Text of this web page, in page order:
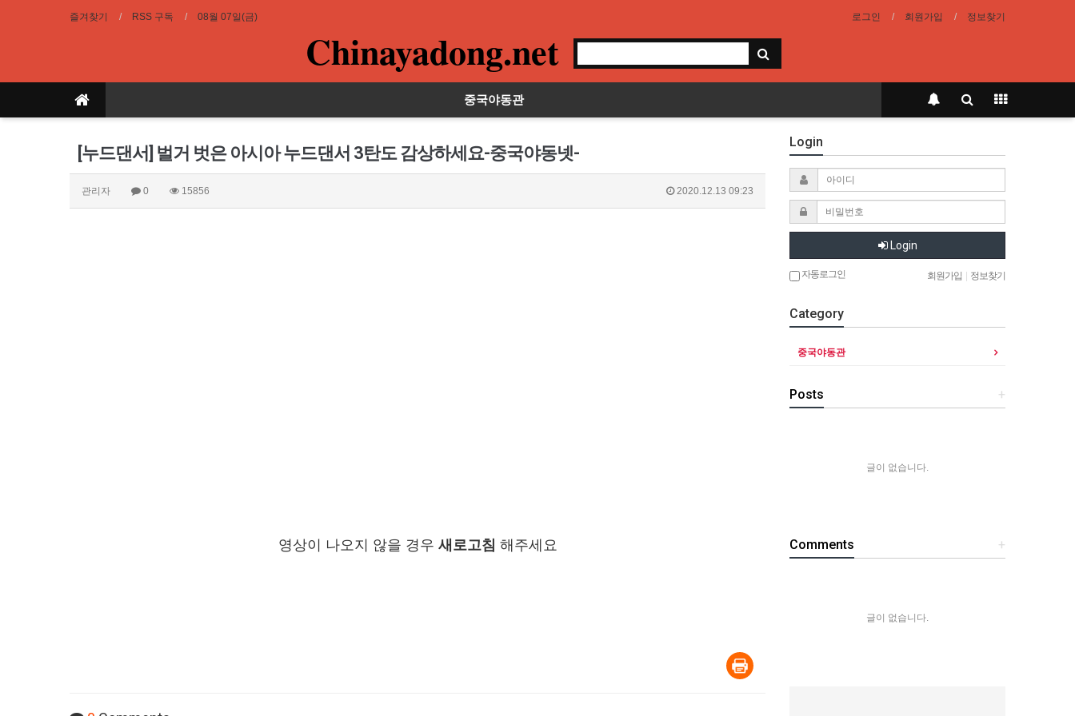
즐겨찾기 RSS 구독 08월 07일(금) 로그인 회원가입 정보찾기
Chinayadong.net
중국야동관
[누드댄서] 벌거 벗은 아시아 누드댄서 3탄도 감상하세요-중국야동넷-
관리자 0 15856 2020.12.13 09:23
영상이 나오지 않을 경우 새로고침 해주세요
Login
Login
자동로그인 회원가입 정보찾기
Category
중국야동관
+
Posts
글이 없습니다.
+
Comments
글이 없습니다.